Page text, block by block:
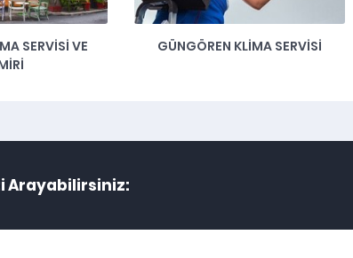
SERVISI VE
GÜNGÖREN KLIMA SERVISI
Arayabilirsiniz: